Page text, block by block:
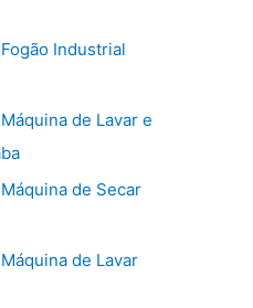
Industrial
de Lavar e
de Secar
de Lavar